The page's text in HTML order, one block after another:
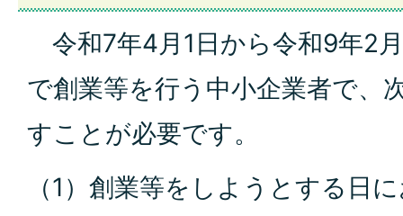
令和7年4月1日から令和9年2
で創業等を行う中小企業者で、
すことが必要です。
（1）創業等をしようとする日